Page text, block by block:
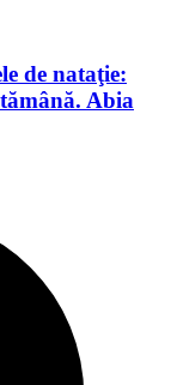
de nataţie:
Abia